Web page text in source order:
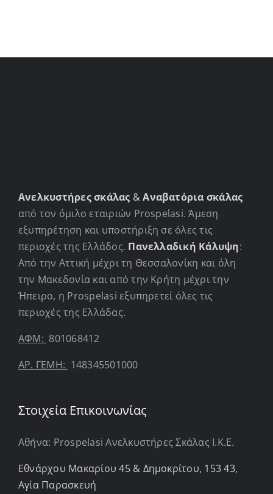
Ανελκυστήρες σκάλας &Αναβατόρια σκάλας
από τον όμιλο εταιριών Prospelasi. Άμεση
εξυπηρέτηση και υποστήριξη σε όλες τις
περιοχές της Ελλάδος. Πανελλαδική Κάλυψη:
Από την Αττική μέχρι τη Θεσσαλονίκη και όλη
την Μακεδονία και από την Κρήτη μέχρι την
Ήπειρο, η Prospelasi εξυπηρετεί όλες τις
περιοχές της Ελλάδας.
ΑΦΜ: 801068412
ΑΡ. ΓΕΜΗ: 148345501000
Στοιχεία Επικοινωνίας
Αθήνα: Prospelasi Ανελκυστήρες Σκάλας Ι.Κ.Ε.
Εθνάρχου Μακαρίου 45 & Δημοκρίτου, 153 43,
Αγία Παρασκευή